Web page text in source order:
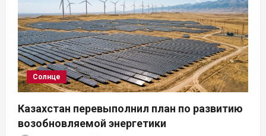
Солнце
Казахстан перевыполнил план по развитию
возобновляемой энергетики